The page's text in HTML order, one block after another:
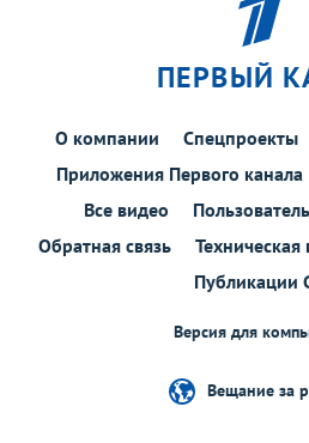
ПЕРВЫЙ
О компании Спецпроекты
Приложения Первого канала
Все видео
Обратная связь
Публикации
Версия для
Вещание за